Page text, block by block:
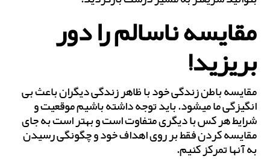
مقایسه ناسالم را دور
بریزید!
مقایسه باطن زندگی خود با ظاهر زندگی دیگران باعث بی
‎انگیزگی ما می‎شود. باید توجه داشته باشیم موقعیت و
شرایط هر کس با دیگری متفاوت است و بهتر است به‌ جای
مقایسه کردن فقط بر روی اهداف خود و چگونگی رسیدن
به آن‎ها تمرکز کنیم.